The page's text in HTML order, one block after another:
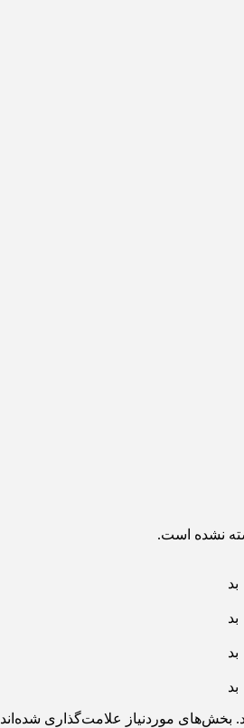
نشده است.
بد
بد
بد
بد
بخش‌های موردنیاز علامت‌گذاری شده‌اند